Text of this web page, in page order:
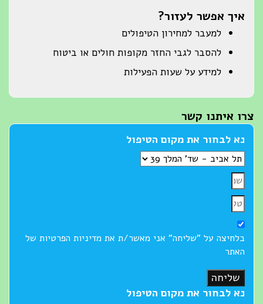
איך אפשר לעזור?
למעבר למחירון הטיפולים
להסבר לגבי החזר מקופות חולים או ביטוח
למידע על שעות הפעילות
צרו איתנו קשר
נא לבחור את מקום הטיפול
בלחיצה על "שליחה" אני מאשר/ת את מדיניות הפרטיות של
האתר
שליחה
נא לבחור את מקום הטיפול